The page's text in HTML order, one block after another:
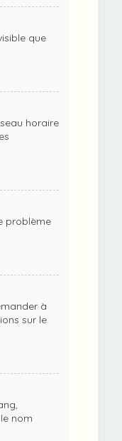
que
horaire
problème
à
sur le
nom